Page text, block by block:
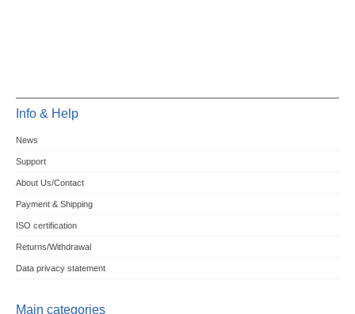
Info & Help
News
Support
About Us/Contact
Payment & Shipping
ISO certification
Returns/Withdrawal
Data privacy statement
Main categories